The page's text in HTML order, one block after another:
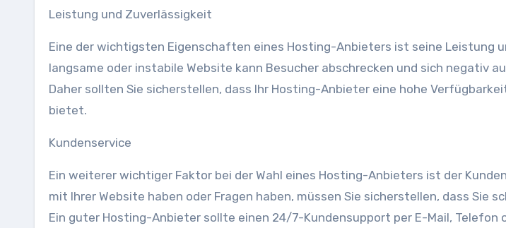
Leistung und Zuverlässigkeit
Eine der wichtigsten Eigenschaften eines Hosting-Anbieters ist seine Leistung
langsame oder instabile Website kann Besucher abschrecken und sich negativ
Daher sollten Sie sicherstellen, dass Ihr Hosting-Anbieter eine hohe
bietet.
Kundenservice
Ein weiterer wichtiger Faktor bei der Wahl eines Hosting-Anbieters ist der
mit Ihrer Website haben oder Fragen haben, müssen Sie sicherstellen, dass Sie
Ein guter Hosting-Anbieter sollte einen 24/7-Kundensupport per E-Mail, Telefon